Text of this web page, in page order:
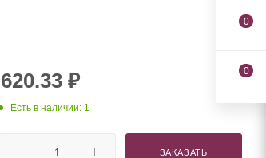
620.33 ₽
Есть в наличии: 1
ЗАКАЗАТЬ
0
0